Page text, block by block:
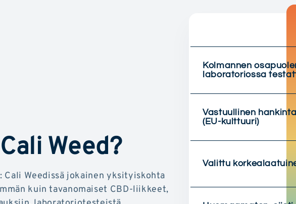
Weed?
Weedissä jokainen yksityiskohta
kuin tavanomaiset CBD-liikkeet,
Kolmannen
laboratoriossa
Vastuullinen
(EU-kulttuuri)
Valittu